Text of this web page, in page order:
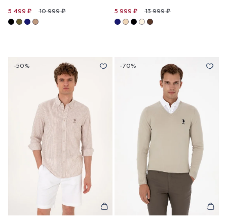
10 999 ₽
5 499 ₽ 13 999 ₽
5 999 ₽
-50% -70%